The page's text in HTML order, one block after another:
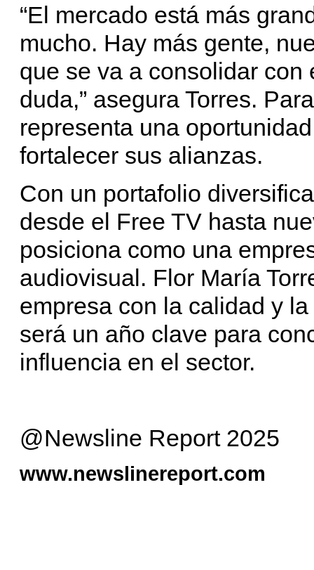
“El mercado está más
mucho. Hay más gente,
que se va a consolidar
duda,” asegura Torres.
representa una
fortalecer sus alianzas.
Con un portafolio
desde el Free TV hasta
posiciona como una
audiovisual. Flor María
empresa con la calidad y
será un año clave para
influencia en el sector.
@Newsline Report 2025
www.newslinereport.com